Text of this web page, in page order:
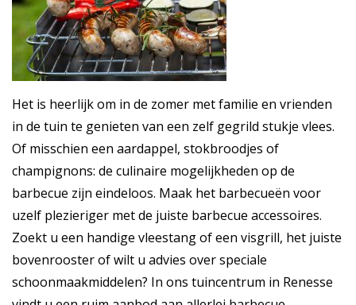
Het is heerlijk om in de zomer met familie en vrienden
in de tuin te genieten van een zelf gegrild stukje vlees.
Of misschien een aardappel, stokbroodjes of
champignons: de culinaire mogelijkheden op de
barbecue zijn eindeloos. Maak het barbecueën voor
uzelf plezieriger met de juiste barbecue accessoires.
Zoekt u een handige vleestang of een visgrill, het juiste
bovenrooster of wilt u advies over speciale
schoonmaakmiddelen? In ons tuincentrum in Renesse